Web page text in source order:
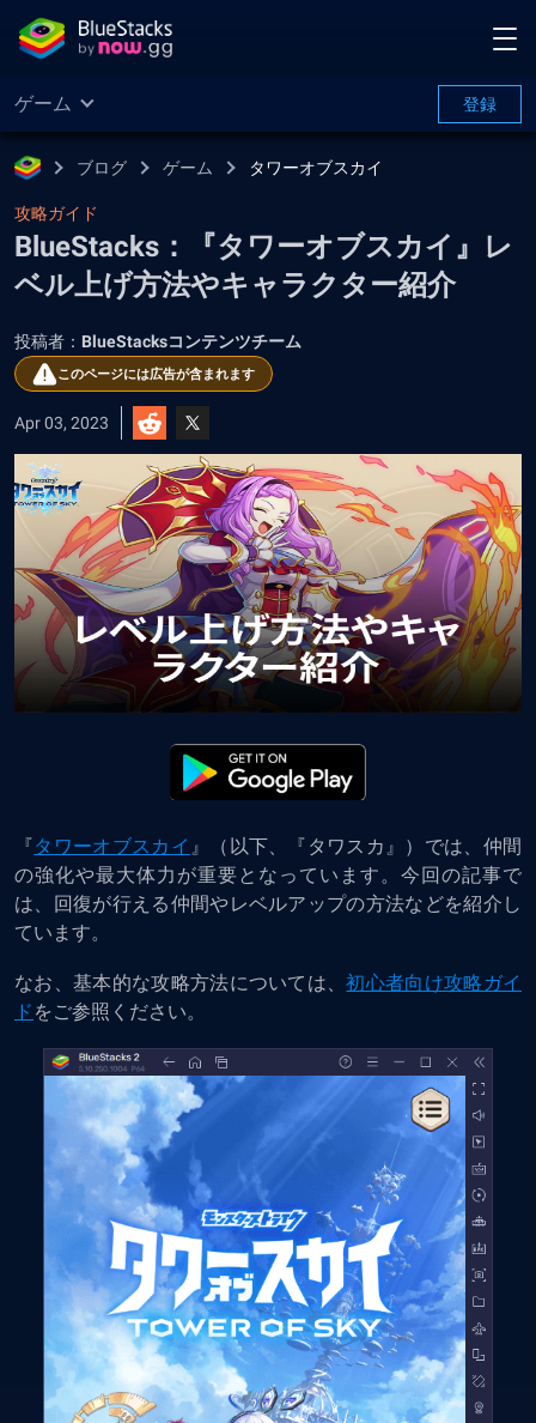
ゲーム 登録
ブログ ゲーム タワーオブスカイ
攻略ガイド
BlueStacks：『タワーオブスカイ』レ
ベル上げ方法やキャラクター紹介
投稿者： BlueStacksコンテンツチーム
このページには広告が含まれます
Apr 03, 2023
『タワーオブスカイ 』（以下、『タワスカ』）では、仲間
の強化や最大体力が重要となっています。今回の記事で
は、回復が行える仲間やレベルアップの方法などを紹介し
ています。
なお、基本的な攻略方法については、初心者向け攻略ガイ
ド をご参照ください。